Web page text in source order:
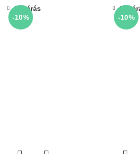
-10%
Bezárás
-10%